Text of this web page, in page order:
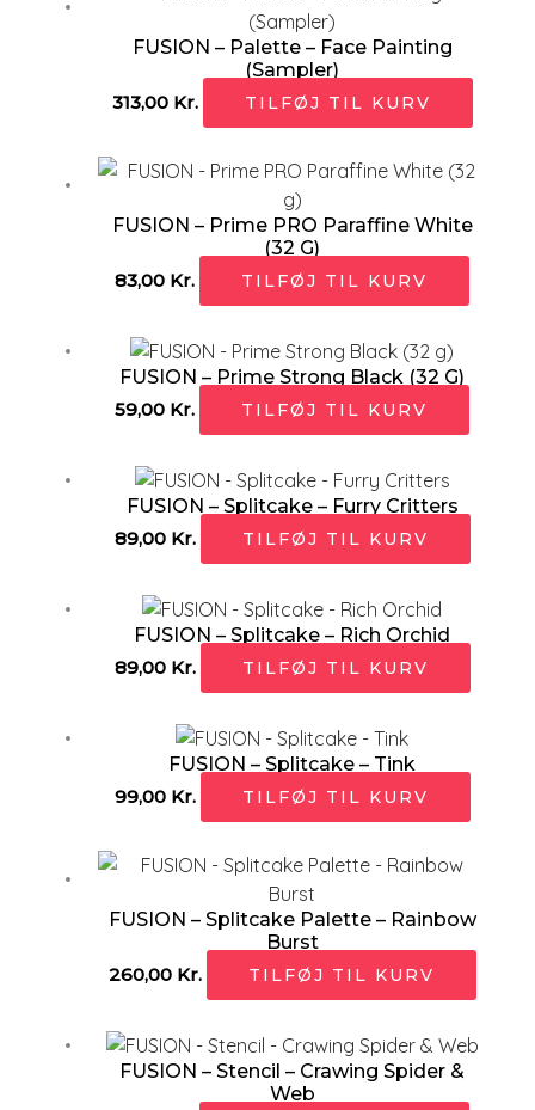
FUSION – Palette – Face Painting
(Sampler)
313,00 Kr. TILFØJ TIL KURV
FUSION – Prime PRO Paraffine White
(32 G)
83,00 Kr. TILFØJ TIL KURV
FUSION – Prime Strong Black (32 G)
59,00 Kr. TILFØJ TIL KURV
FUSION – Splitcake – Furry Critters
89,00 Kr. TILFØJ TIL KURV
FUSION – Splitcake – Rich Orchid
89,00 Kr. TILFØJ TIL KURV
FUSION – Splitcake – Tink
99,00 Kr. TILFØJ TIL KURV
FUSION – Splitcake Palette – Rainbow
Burst
260,00 Kr. TILFØJ TIL KURV
FUSION – Stencil – Crawing Spider &
Web